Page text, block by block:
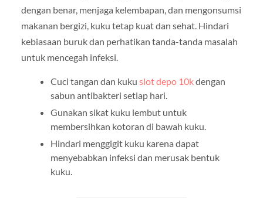
dengan benar, menjaga kelembapan, dan mengonsumsi
makanan bergizi, kuku tetap kuat dan sehat. Hindari
kebiasaan buruk dan perhatikan tanda-tanda masalah
untuk mencegah infeksi.
Cuci tangan dan kuku slot depo 10kdengan
sabun antibakteri setiap hari.
Gunakan sikat kuku lembut untuk
membersihkan kotoran di bawah kuku.
Hindari menggigit kuku karena dapat
menyebabkan infeksi dan merusak bentuk
kuku.